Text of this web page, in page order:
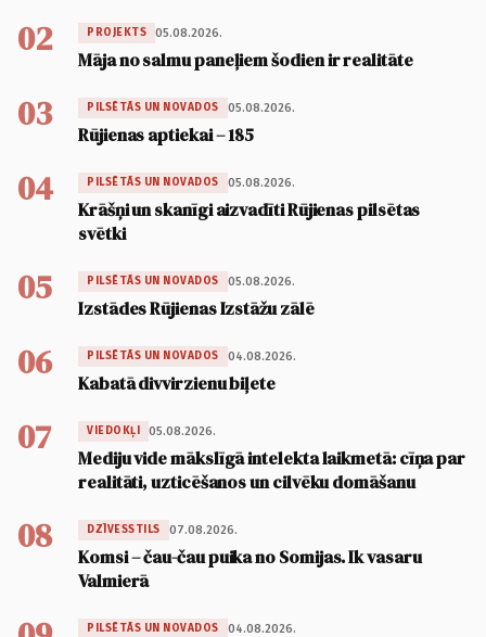
02 PROJEKTS 05.08.2026.
Māja no salmu paneļiem šodien ir realitāte
03 PILSĒTĀS UN NOVADOS 05.08.2026.
Rūjienas aptiekai – 185
04 PILSĒTĀS UN NOVADOS 05.08.2026.
Krāšņi un skanīgi aizvadīti Rūjienas pilsētas
svētki
05 PILSĒTĀS UN NOVADOS 05.08.2026.
Izstādes Rūjienas Izstāžu zālē
06 PILSĒTĀS UN NOVADOS 04.08.2026.
Kabatā divvirzienu biļete
07 VIEDOKĻI 05.08.2026.
Mediju vide mākslīgā intelekta laikmetā: cīņa par
realitāti, uzticēšanos un cilvēku domāšanu
08 DZĪVESSTILS 07.08.2026.
Komsi – čau-čau puika no Somijas. Ik vasaru
Valmierā
PILSĒTĀS UN NOVADOS 04.08.2026.